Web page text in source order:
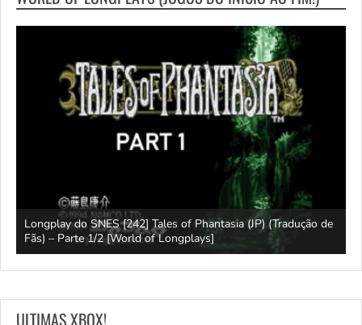
Longplay do SNES [242] Tales of Phantasia (JP) (Tradução de
Fãs) – Parte 1/2 [World of Longplays]
ULTIMAS XBOX!